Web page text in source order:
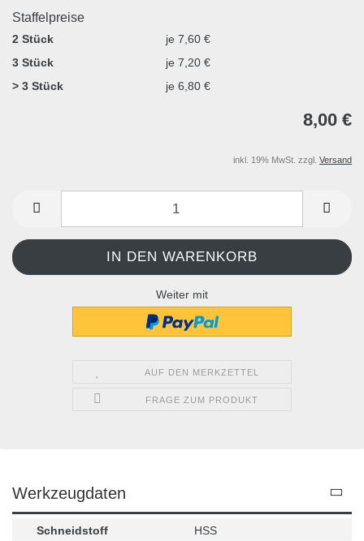
Staffelpreise
2 Stück
je 7,60 €
3 Stück
je 7,20 €
> 3 Stück
je 6,80 €
8,00 €
inkl. 19% MwSt. zzgl. Versand
Weiter mit
AUF DEN MERKZETTEL
FRAGE ZUM PRODUKT
Werkzeugdaten
Schneidstoff
HSS